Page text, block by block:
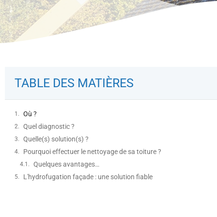
TABLE DES MATIÈRES
Où ?
Quel diagnostic ?
Quelle(s) solution(s) ?
Pourquoi effectuer le nettoyage de sa toiture ?
Quelques avantages…
L'hydrofugation façade : une solution fiable